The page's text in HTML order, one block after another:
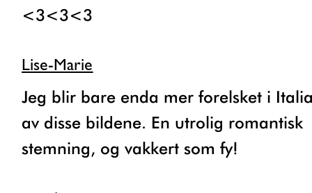
<3<3<3
Lise-Marie
Jeg blir bare enda mer forelsket i Italia
av disse bildene. En utrolig romantisk
stemning, og vakkert som fy!